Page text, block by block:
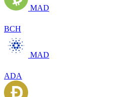
MAD
BCH
MAD
ADA